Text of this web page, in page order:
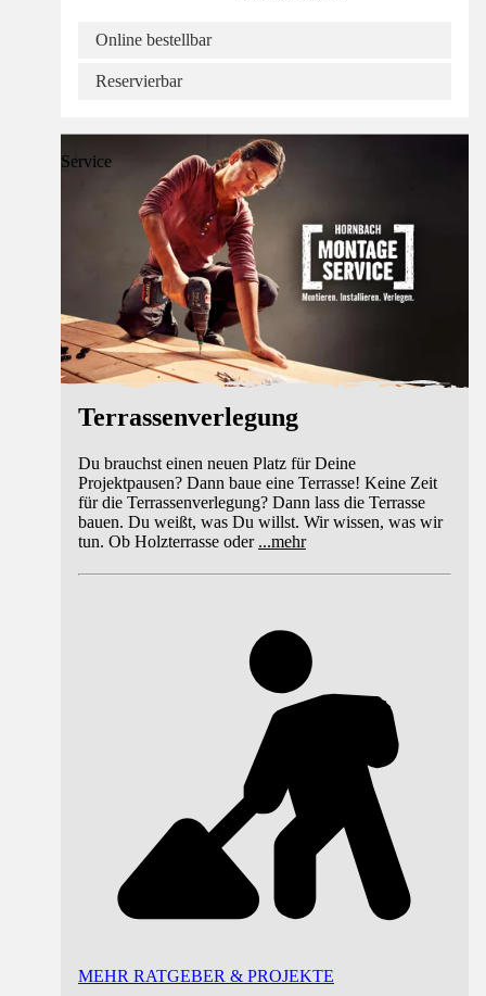
Online bestellbar
Reservierbar
Service
Terrassenverlegung
Du brauchst einen neuen Platz für Deine
Projektpausen? Dann baue eine Terrasse! Keine Zeit
für die Terrassenverlegung? Dann lass die Terrasse
bauen. Du weißt, was Du willst. Wir wissen, was wir
tun. Ob Holzterrasse oder ...mehr
MEHR RATGEBER & PROJEKTE